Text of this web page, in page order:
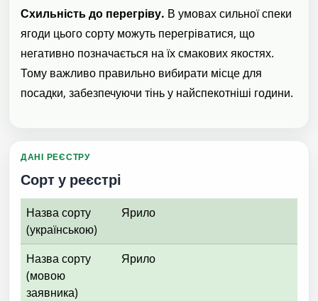
Схильність до перегріву. В умовах сильної спеки
ягоди цього сорту можуть перегріватися, що
негативно позначається на їх смакових якостях.
Тому важливо правильно вибирати місце для
посадки, забезпечуючи тінь у найспекотніші години.
ДАНІ РЕЄСТРУ
Сорт у реєстрі
Назва сорту
(українською)
Ярило
Назва сорту
(мовою
заявника)
Ярило